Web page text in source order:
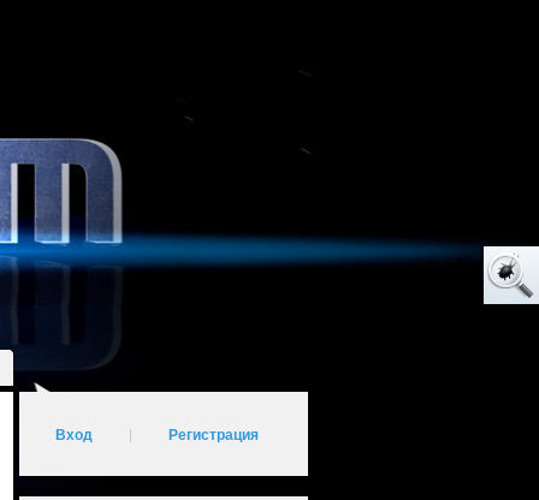
Вход Регистрация